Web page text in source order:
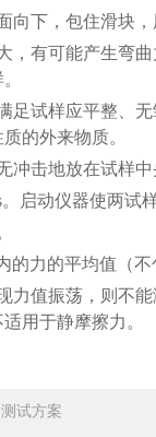
向下，包住滑块
，有可能产生弯
足试样应平整、
的外来物质。
冲击地放在试样
启动仪器使两试
的力的平均值（
力值振荡，则不
用于静摩擦力。
试方案